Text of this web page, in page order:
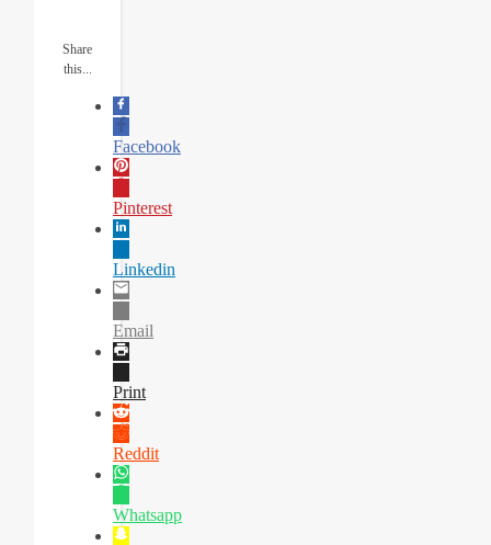
Share
this...
Facebook
Pinterest
Linkedin
Email
Print
Reddit
Whatsapp